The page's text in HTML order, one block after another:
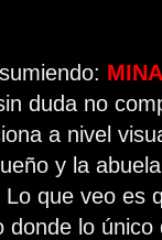
duda no
a nivel
y la
que veo es
donde lo